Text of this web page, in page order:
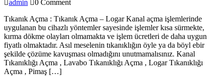
admin
0 Comment
Tıkanık Açma : Tıkanık Açma – Logar Kanal açma işlemlerinde
uygulanan bu cihazlı yöntemler sayesinde işlemler kısa sürmekte,
kırma dökme olayları olmamakta ve işlem ücretleri de daha uygun
fiyatlı olmaktadır. Asıl meselenin tıkanıklığın öyle ya da böyl ebir
şekilde çözüme kavuşması olmadığını unutmamalısınız. Kanal
Tıkanıklığı Açma , Lavabo Tıkanıklığı Açma , Logar Tıkanıklığı
Açma , Pimaş […]